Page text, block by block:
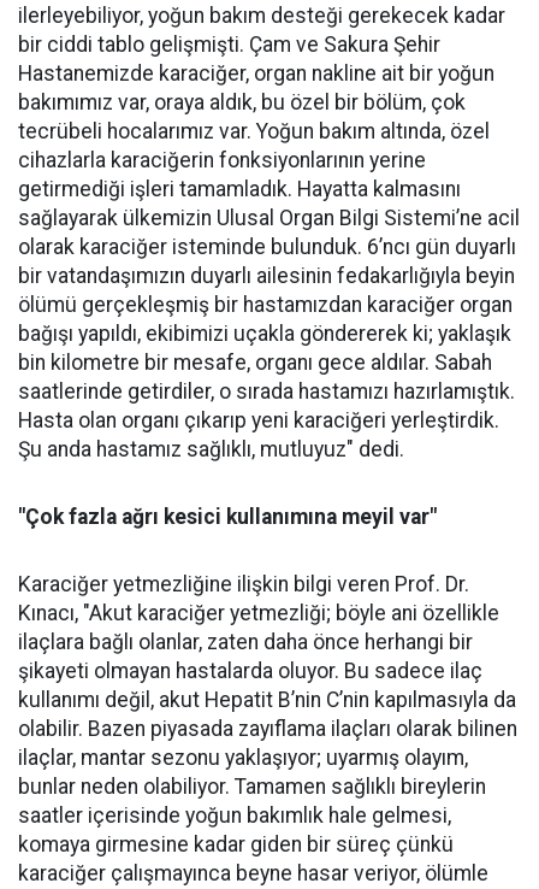
ilerleyebiliyor, yoğun bakım desteği gerekecek kadar
bir ciddi tablo gelişmişti. Çam ve Sakura Şehir
Hastanemizde karaciğer, organ nakline ait bir yoğun
bakımımız var, oraya aldık, bu özel bir bölüm, çok
tecrübeli hocalarımız var. Yoğun bakım altında, özel
cihazlarla karaciğerin fonksiyonlarının yerine
getirmediği işleri tamamladık. Hayatta kalmasını
sağlayarak ülkemizin Ulusal Organ Bilgi Sistemi’ne acil
olarak karaciğer isteminde bulunduk. 6’ncı gün duyarlı
bir vatandaşımızın duyarlı ailesinin fedakarlığıyla beyin
ölümü gerçekleşmiş bir hastamızdan karaciğer organ
bağışı yapıldı, ekibimizi uçakla göndererek ki; yaklaşık
bin kilometre bir mesafe, organı gece aldılar. Sabah
saatlerinde getirdiler, o sırada hastamızı hazırlamıştık.
Hasta olan organı çıkarıp yeni karaciğeri yerleştirdik.
Şu anda hastamız sağlıklı, mutluyuz" dedi.
"Çok fazla ağrı kesici kullanımına meyil var"
Karaciğer yetmezliğine ilişkin bilgi veren Prof. Dr.
Kınacı, "Akut karaciğer yetmezliği; böyle ani özellikle
ilaçlara bağlı olanlar, zaten daha önce herhangi bir
şikayeti olmayan hastalarda oluyor. Bu sadece ilaç
kullanımı değil, akut Hepatit B’nin C’nin kapılmasıyla da
olabilir. Bazen piyasada zayıflama ilaçları olarak bilinen
ilaçlar, mantar sezonu yaklaşıyor; uyarmış olayım,
bunlar neden olabiliyor. Tamamen sağlıklı bireylerin
saatler içerisinde yoğun bakımlık hale gelmesi,
komaya girmesine kadar giden bir süreç çünkü
karaciğer çalışmayınca beyne hasar veriyor, ölümle